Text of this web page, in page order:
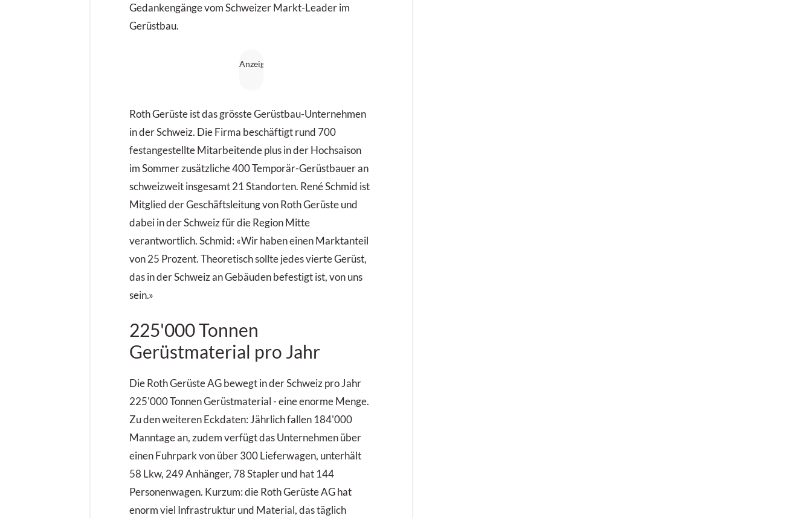
Gedankengänge vom Schweizer Markt-Leader im
Gerüstbau.
Roth Gerüste ist das grösste Gerüstbau-Unternehmen
in der Schweiz. Die Firma beschäftigt rund 700
festangestellte Mitarbeitende plus in der Hochsaison
im Sommer zusätzliche 400 Temporär-Gerüstbauer an
schweizweit insgesamt 21 Standorten. René Schmid ist
Mitglied der Geschäftsleitung von Roth Gerüste und
dabei in der Schweiz für die Region Mitte
verantwortlich. Schmid: «Wir haben einen Marktanteil
von 25 Prozent. Theoretisch sollte jedes vierte Gerüst,
das in der Schweiz an Gebäuden befestigt ist, von uns
sein.»
225'000 Tonnen
Gerüstmaterial pro Jahr
Die Roth Gerüste AG bewegt in der Schweiz pro Jahr
225'000 Tonnen Gerüstmaterial - eine enorme Menge.
Zu den weiteren Eckdaten: Jährlich fallen 184'000
Manntage an, zudem verfügt das Unternehmen über
einen Fuhrpark von über 300 Lieferwagen, unterhält
58 Lkw, 249 Anhänger, 78 Stapler und hat 144
Personenwagen. Kurzum: die Roth Gerüste AG hat
enorm viel Infrastruktur und Material, das täglich